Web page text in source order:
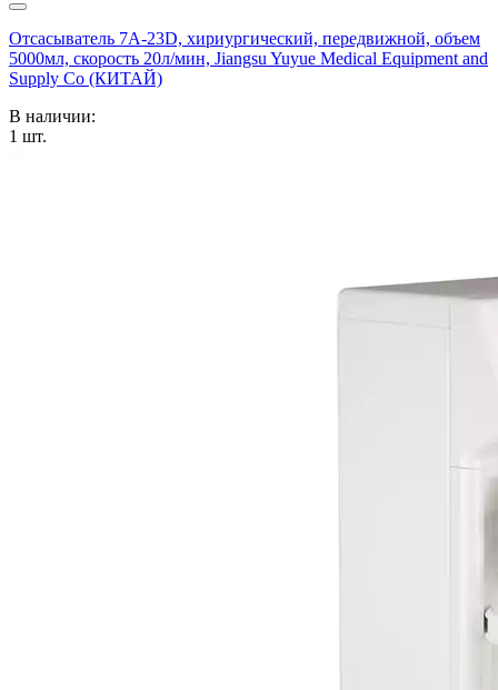
Отсасыватель 7А-23D, хириургический, передвижной, объем
5000мл, скорость 20л/мин, Jiangsu Yuyue Medical Equipment and
Supply Co (КИТАЙ)
В наличии:
1 шт.